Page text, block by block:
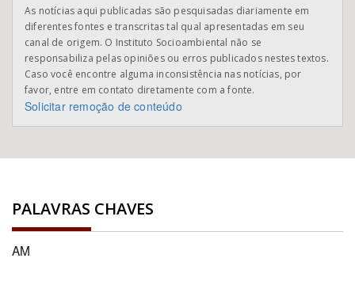
As notícias aqui publicadas são pesquisadas diariamente em
diferentes fontes e transcritas tal qual apresentadas em seu
canal de origem. O Instituto Socioambiental não se
responsabiliza pelas opiniões ou erros publicados nestes textos.
Caso você encontre alguma inconsistência nas notícias, por
favor, entre em contato diretamente com a fonte.
Solicitar remoção de conteúdo
PALAVRAS CHAVES
AM